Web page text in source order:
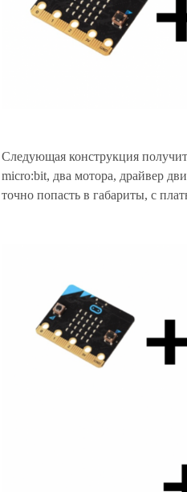
Следующая конструкция
micro:bit, два мотора, драйвер
точно попасть в габариты, с